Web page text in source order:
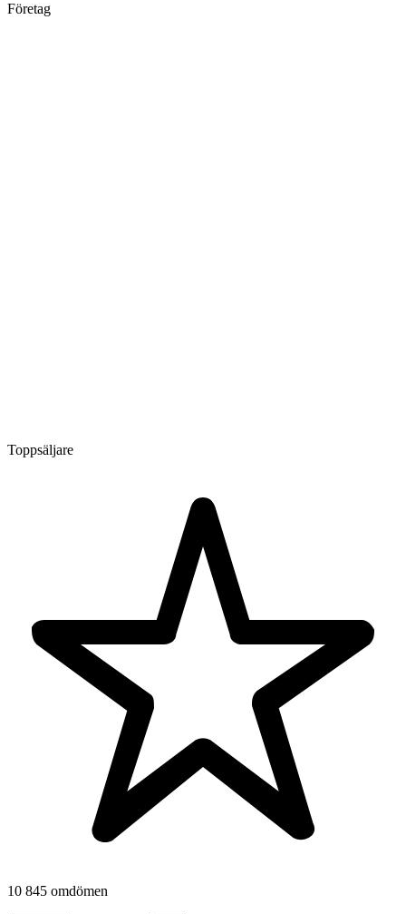
Företag
Toppsäljare
10 845 omdömen